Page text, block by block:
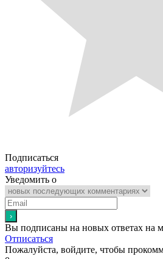
Подписаться
авторизуйтесь
Уведомить о
Вы подписаны на новых ответах на
Отписаться
Пожалуйста, войдите, чтобы